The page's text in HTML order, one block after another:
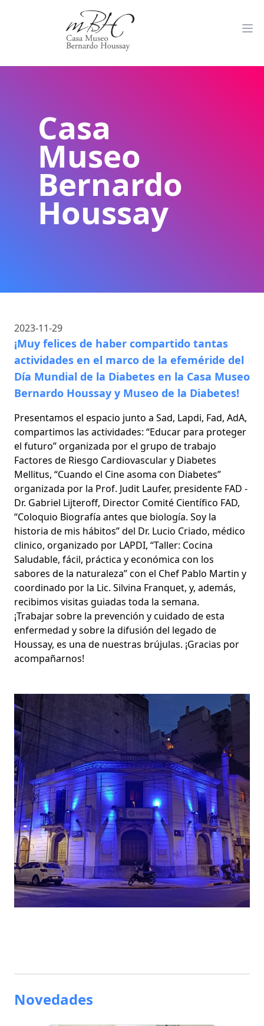
Casa
Museo
Bernardo
Houssay
2023-11-29
¡Muy felices de haber compartido tantas
actividades en el marco de la efeméride del
Día Mundial de la Diabetes en la Casa Museo
Bernardo Houssay y Museo de la Diabetes!
Presentamos el espacio junto a Sad, Lapdi, Fad, AdA,
compartimos las actividades: “Educar para proteger
el futuro” organizada por el grupo de trabajo
Factores de Riesgo Cardiovascular y Diabetes
Mellitus, “Cuando el Cine asoma con Diabetes”
organizada por la Prof. Judit Laufer, presidente FAD -
Dr. Gabriel Lijteroff, Director Comité Científico FAD,
“Coloquio Biografía antes que biología. Soy la
historia de mis hábitos” del Dr. Lucio Criado, médico
clinico, organizado por LAPDI, “Taller: Cocina
Saludable, fácil, práctica y económica con los
sabores de la naturaleza” con el Chef Pablo Martin y
coordinado por la Lic. Silvina Franquet, y, además,
recibimos visitas guiadas toda la semana.
¡Trabajar sobre la prevención y cuidado de esta
enfermedad y sobre la difusión del legado de
Houssay, es una de nuestras brújulas. ¡Gracias por
acompañarnos!
Novedades